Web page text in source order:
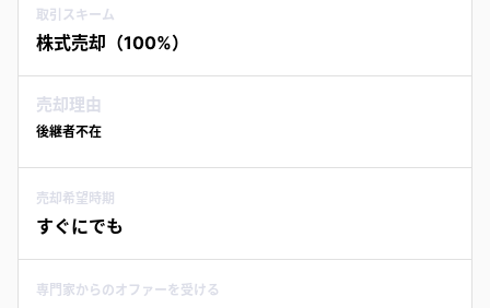
取引スキーム
株式売却（100%）
売却理由
後継者不在
売却希望時期
すぐにでも
専門家からのオファーを受ける